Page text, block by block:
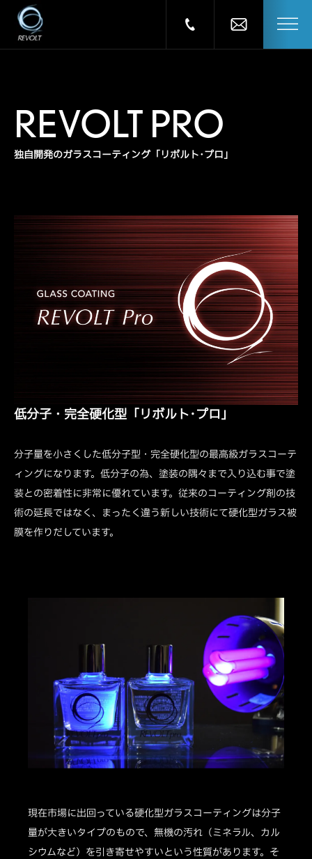
REVOLT PRO
独自開発のガラスコーティング「リボルト･プロ」
低分子・完全硬化型「リボルト･プロ」
分子量を小さくした低分子型・完全硬化型の最高級ガラスコーテ
ィングになります。低分子の為、塗装の隅々まで入り込む事で塗
装との密着性に非常に優れています。従来のコーティング剤の技
術の延長ではなく、まったく違う新しい技術にて硬化型ガラス被
膜を作りだしています。
現在市場に出回っている硬化型ガラスコーティングは分子
量が大きいタイプのもので、無機の汚れ（ミネラル、カル
シウムなど）を引き寄せやすいという性質があります。そ